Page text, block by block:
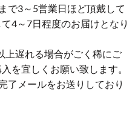
で3～5営業日ほど頂戴して
4～7日程度のお届けとなり
上遅れる場合がごく稀にご
を宜しくお願い致します。
了メールをお送りしており